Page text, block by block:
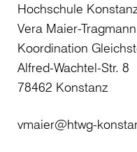
Hochschule
Vera Maier-Tragmann
Koordination
Alfred-Wachtel-Str. 8
78462 Konstanz
vmaier@htwg-